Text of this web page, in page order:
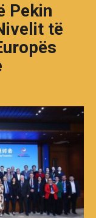
Pekin
të